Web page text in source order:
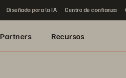
Diseñada para la IA Centro de confianza
Partners Recursos